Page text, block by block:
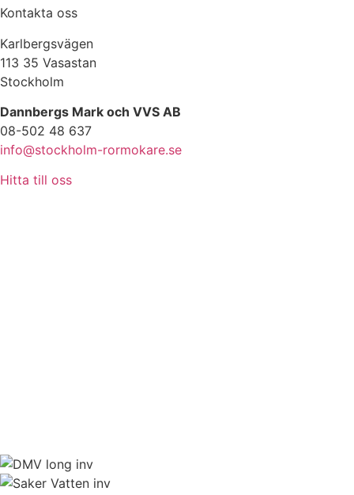
Kontakta oss
Karlbergsvägen
113 35 Vasastan
Stockholm
Dannbergs Mark och VVS AB
08-502 48 637
info@stockholm-rormokare.se
Hitta till oss